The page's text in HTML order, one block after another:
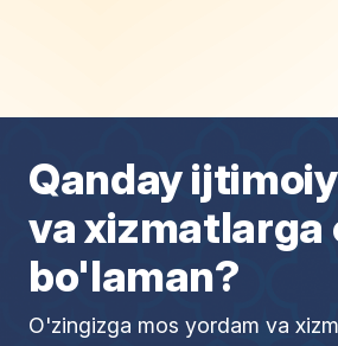
mtiy oz
Qanday
va xizmatlarga
bo'laman?
O'zingizga mos yordam va